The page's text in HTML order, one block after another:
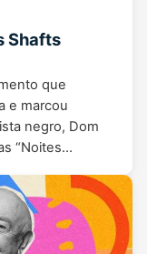
Shafts
que
e marcou
negro, Dom
“Noites…